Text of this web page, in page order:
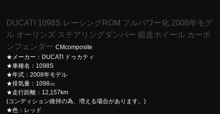
DUCATI 1098S レーシングROM フルパワー化 2008年モデ
ル オーリンズ ステアリングダンパー 鍛造ホイール カーボ
ンフェンダーCMcomposite
★メーカー：DUCATI ドゥカティ
★車種名：1098S
★年式：2008年モデル
★排気量：1098㏄
★走行距離：12,157km
(コンディション維持の為、増える場合があります。)
★色：レッド